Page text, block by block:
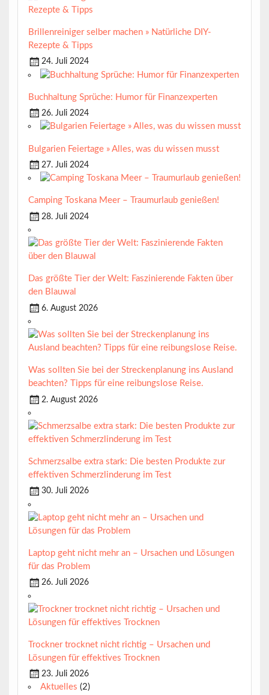
Brillenreiniger selber machen » Natürliche DIY-
Rezepte & Tipps
24. Juli 2024
Buchhaltung Sprüche: Humor für Finanzexperten
26. Juli 2024
Bulgarien Feiertage » Alles, was du wissen musst
27. Juli 2024
Camping Toskana Meer – Traumurlaub genießen!
28. Juli 2024
Das größte Tier der Welt: Faszinierende Fakten über
den Blauwal
6. August 2026
Was sollten Sie bei der Streckenplanung ins Ausland
beachten? Tipps für eine reibungslose Reise.
2. August 2026
Schmerzsalbe extra stark: Die besten Produkte zur
effektiven Schmerzlinderung im Test
30. Juli 2026
Laptop geht nicht mehr an – Ursachen und Lösungen
für das Problem
26. Juli 2026
Trockner trocknet nicht richtig – Ursachen und
Lösungen für effektives Trocknen
23. Juli 2026
Aktuelles (2)